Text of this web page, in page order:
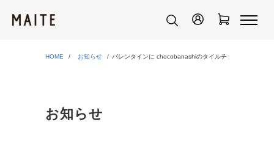
HOME お知らせ バレンタインに chocobanashiのタイルチョコレート
お知らせ